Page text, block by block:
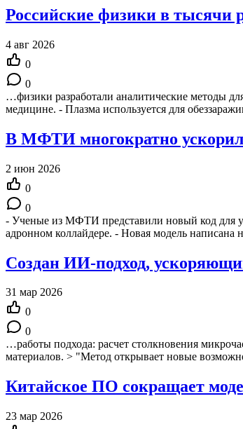
Российские физики в тысячи
4 авг 2026
0
0
…физики разработали аналитические методы
медицине. - Плазма используется для
В МФТИ многократно
2 июн 2026
0
0
- Ученые из МФТИ представили новый код для
адронном коллайдере. - Новая модель написана
Создан ИИ-подход,
31 мар 2026
0
0
…работы подхода: расчет столкновения
материалов. > "Метод открывает новые
Китайское ПО сокращает
23 мар 2026